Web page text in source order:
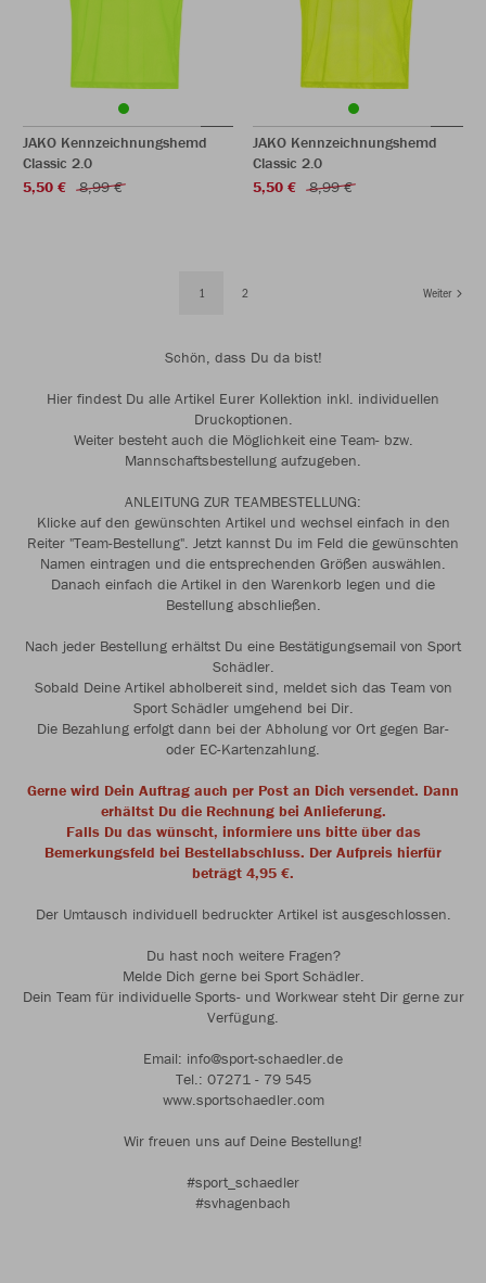
JAKO Kennzeichnungshemd
Classic 2.0
5,50 €
8,99 €
JAKO Kennzeichnungshemd
Classic 2.0
5,50 €
8,99 €
1 2 Weiter
Schön, dass Du da bist!
Hier findest Du alle Artikel Eurer Kollektion inkl. individuellen
Druckoptionen.
Weiter besteht auch die Möglichkeit eine Team- bzw.
Mannschaftsbestellung aufzugeben.
ANLEITUNG ZUR TEAMBESTELLUNG:
Klicke auf den gewünschten Artikel und wechsel einfach in den
Reiter "Team-Bestellung". Jetzt kannst Du im Feld die gewünschten
Namen eintragen und die entsprechenden Größen auswählen.
Danach einfach die Artikel in den Warenkorb legen und die
Bestellung abschließen.
Nach jeder Bestellung erhältst Du eine Bestätigungsemail von Sport
Schädler.
Sobald Deine Artikel abholbereit sind, meldet sich das Team von
Sport Schädler umgehend bei Dir.
Die Bezahlung erfolgt dann bei der Abholung vor Ort gegen Bar-
oder EC-Kartenzahlung.
Gerne wird Dein Auftrag auch per Post an Dich versendet. Dann
erhältst Du die Rechnung bei Anlieferung.
Falls Du das wünscht, informiere uns bitte über das
Bemerkungsfeld bei Bestellabschluss. Der Aufpreis hierfür
beträgt 4,95 €.
Der Umtausch individuell bedruckter Artikel ist ausgeschlossen.
Du hast noch weitere Fragen?
Melde Dich gerne bei Sport Schädler.
Dein Team für individuelle Sports- und Workwear steht Dir gerne zur
Verfügung.
Email: info@sport-schaedler.de
Tel.: 07271 - 79 545
www.sportschaedler.com
Wir freuen uns auf Deine Bestellung!
#sport_schaedler
#svhagenbach